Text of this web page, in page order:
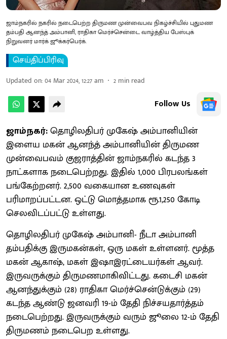
ஜாம்நகரில் நகரில் நடைபெற்ற திருமண முன்வைபவ நிகழ்ச்சியில் புதுமண
தம்பதி ஆனந்த் அம்பானி, ராதிகா மெர்ச்சென்டை வாழ்த்திய பேஸ்புக்
நிறுவனர் மார்க் ஜூக்கர்பெர்க்.
செய்திப்பிரிவு
Updated on:04 Mar 2024, 12:27 am 2 min read
Follow Us
ஜாம்நகர்:தொழிலதிபர் முகேஷ் அம்பானியின்
இளைய மகன் ஆனந்த் அம்பானியின் திருமண
முன்வைபவம் குஜராத்தின் ஜாம்நகரில் கடந்த 3
நாட்களாக நடைபெற்றது. இதில் 1,000 பிரபலங்கள்
பங்கேற்றனர். 2,500 வகையான உணவுகள்
பரிமாறப்பட்டன. ஒட்டு மொத்தமாக ரூ.1,250 கோடி
செலவிடப்பட்டு உள்ளது.
தொழிலதிபர் முகேஷ் அம்பானி- நீடா அம்பானி
தம்பதிக்கு இருமகன்கள், ஒரு மகள் உள்ளனர். மூத்த
மகன் ஆகாஷ், மகள் இஷாஇரட்டையர்கள் ஆவர்.
இருவருக்கும் திருமணமாகிவிட்டது. கடைசி மகன்
ஆனந்துக்கும் (28) ராதிகா மெர்ச்சென்டுக்கும் (29)
கடந்த ஆண்டு ஜனவரி 19-ம் தேதி நிச்சயதார்த்தம்
நடைபெற்றது. இருவருக்கும் வரும் ஜூலை 12-ம் தேதி
திருமணம் நடைபெற உள்ளது.